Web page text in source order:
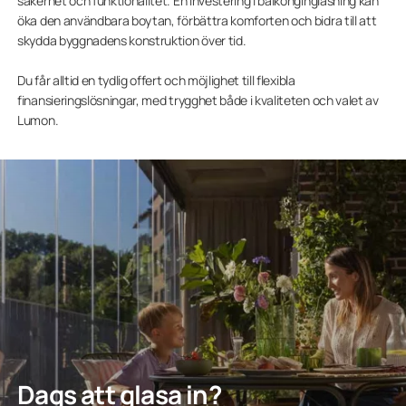
öka den användbara boytan, förbättra komforten och bidra till att
skydda byggnadens konstruktion över tid.
Du får alltid en tydlig offert och möjlighet till flexibla
finansieringslösningar, med trygghet både i kvaliteten och valet av
Lumon.
Dags att glasa in?